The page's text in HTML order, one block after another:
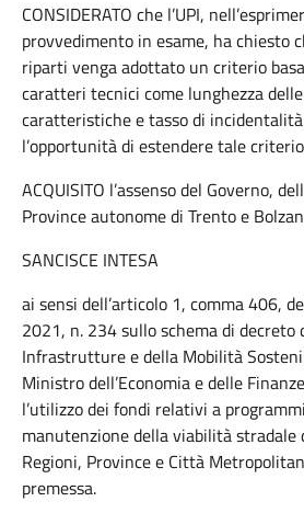
CONSIDERATO che l’UPI,
provvedimento in esame, ha chiesto
riparti venga adottato un criterio
caratteri tecnici come lunghezza
caratteristiche e tasso di
l’opportunità di estendere tale criterio
ACQUISITO l’assenso del Governo,
Province autonome di Trento e
SANCISCE INTESA
ai sensi dell’articolo 1, comma 406,
2021, n. 234 sullo schema di
Infrastrutture e della Mobilità
Ministro dell’Economia e delle
l’utilizzo dei fondi relativi a
manutenzione della viabilità stradale
Regioni, Province e Città
premessa.